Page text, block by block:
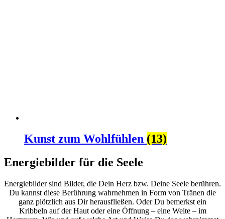
Kunst zum Wohlfühlen (13)
Energiebilder für die Seele
Energiebilder sind Bilder, die Dein Herz bzw. Deine Seele berühren.
Du kannst diese Berührung wahrnehmen in Form von Tränen die
ganz plötzlich aus Dir herausfließen. Oder Du bemerkst ein
Kribbeln auf der Haut oder eine Öffnung – eine Weite – im